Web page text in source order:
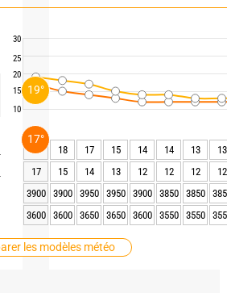
les modèles météo
30
25
20
15
10
19 18 17 15 14 14 13
13
17
15 14 13 12 12 12
12
3900
3900 3950 3950 3900 3850 3850
3600
3600 3650 3650 3600 3550 3550
19°
17°